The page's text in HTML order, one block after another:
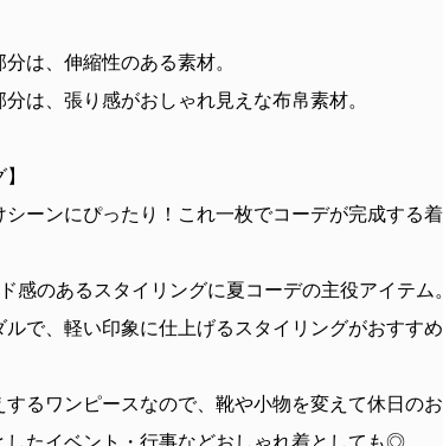
分は、伸縮性のある素材。
分は、張り感がおしゃれ見えな布帛素材。
シーンにぴったり！これ一枚でコーデが完成する
感のあるスタイリングに夏コーデの主役アイテム。
ルで、軽い印象に仕上げるスタイリングがおすす
するワンピースなので、靴や小物を変えて休日の
したイベント・行事などおしゃれ着としても◎。